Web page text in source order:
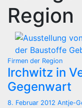
Region
Firmen der Region
Irchwitz in
Gegenwart
8. Februar 2012 Antje-